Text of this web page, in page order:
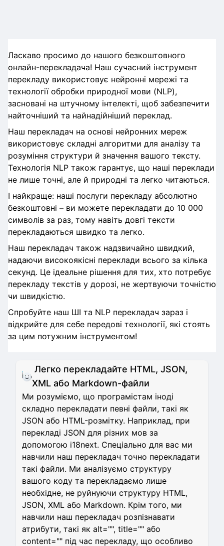
Ласкаво просимо до нашого безкоштовного
онлайн-перекладача! Наш сучасний інструмент
перекладу використовує нейронні мережі та
технології обробки природної мови (NLP),
засновані на штучному інтелекті, щоб забезпечити
найточніший та найнадійніший переклад.
Наш перекладач на основі нейронних мереж
використовує складні алгоритми для аналізу та
розуміння структури й значення вашого тексту.
Технологія NLP також гарантує, що наші переклади
не лише точні, але й природні та легко читаються.
І найкраще: наші послуги перекладу абсолютно
безкоштовні – ви можете перекладати до 10 000
символів за раз, тому навіть довгі тексти
перекладаються швидко та легко.
Наш перекладач також надзвичайно швидкий,
надаючи високоякісні переклади всього за кілька
секунд. Це ідеальне рішення для тих, хто потребує
перекладу текстів у дорозі, не жертвуючи точністю
чи швидкістю.
Спробуйте наш ШІ та NLP перекладач зараз і
відкрийте для себе передові технології, які стоять
за цим потужним інструментом!
Легко перекладайте HTML, JSON,
XML або Markdown-файли
Ми розуміємо, що програмістам іноді
складно перекладати певні файли, такі як
JSON або HTML-розмітку. Наприклад, при
перекладі JSON для різних мов за
допомогою i18next. Спеціально для вас ми
навчили наш перекладач точно перекладати
такі файли. Ми аналізуємо структуру
вашого коду та перекладаємо лише
необхідне, не руйнуючи структуру HTML,
JSON, XML або Markdown. Крім того, ми
навчили наш перекладач розпізнавати
атрибути, такі як alt="", title="" або
content="" під час перекладу, що особливо